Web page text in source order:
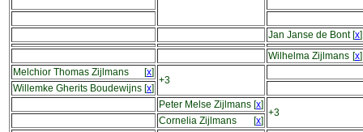
Jan Janse de Bont[x]
Wilhelma Zijlmans [x]
Melchior Thomas Zijlmans
[x]
+3
Willemke Gherits Boudewijns [x]
Peter Melse Zijlmans [x]
+3
Cornelia Zijlmans [x]